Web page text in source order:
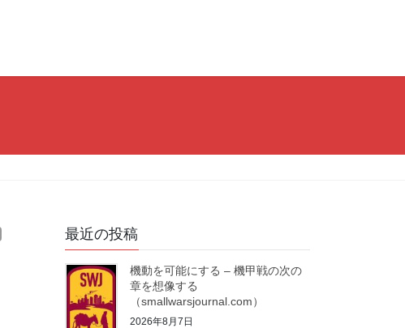
最近の投稿
機動を可能にする – 機甲戦の次の
章を想像する
（smallwarsjournal.com）
2026年8月7日